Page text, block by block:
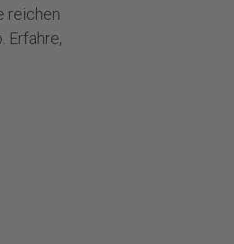
reichen
Erfahre,